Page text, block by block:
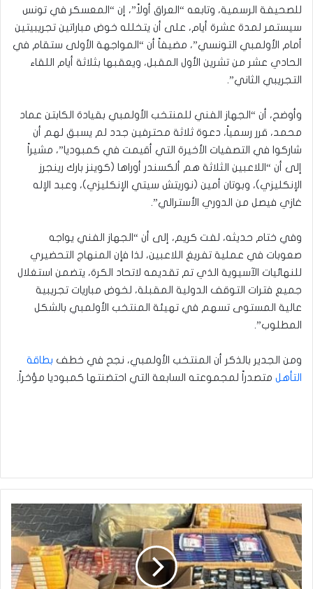
للصحيفة الرسمية، وتابعه “العراق أولاً”، إن “المعسكر في تونس
سيستمر لمدة عشرة أيام، على أن يتخلله خوض مباراتين تجريبيتين
أمام الأولمبي التونسي”، مضيفاً أن “المواجهة الأولى ستقام في
الحادي عشر من تشرين الأول المقبل، ويعقبها بثلاثة أيام اللقاء
التجريبي الثاني”.
وأوضح، أن “الجهاز الفني للمنتخب الأولمبي بقيادة الكابتن عماد
محمد، قرر رسمياً، دعوة ثلاثة محترفين جدد لم يسبق لهم أن
شاركوا في التصفيات الأخيرة التي أقيمت في كمبوديا”، مشيراً
إلى أن “اللاعبين الثلاثة هم ألكسندر أوراها (كوينز بارك رينجرز
الإنكليزي)، وبوتان أمين (نوريتش سيتي الإنكليزي)، وعبد الإله
غازي فيصل من الدوري الأسترالي”.
وفي ختام حديثه، لفت كريم، إلى أن “الجهاز الفني يواجه
صعوبات في عملية تفريغ اللاعبين، لذا فإن المنهاج التحضيري
للنهائيات الآسيوية الذي تم تقديمه لاتحاد الكرة، يتضمن استغلال
جميع فترات التوقف الدولية المقبلة، لخوض مباريات تجريبية
عالية المستوى تسهم في تهيئة المنتخب الأولمبي بالشكل
المطلوب”.
ومن الجدير بالذكر أن المنتخب الأولمبي، نجح في خطف بطاقة
التأهل متصدراً لمجموعته السابعة التي احتضنتها كمبوديا مؤخراً.
في
منفذ
أم
قصر
الشمالي..
ضبط